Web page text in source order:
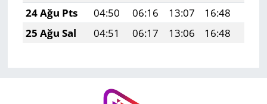
24 Ağu Pts
04:50 06:16 13:07 16:48
25 Ağu Sal
04:51 06:17 13:06 16:48